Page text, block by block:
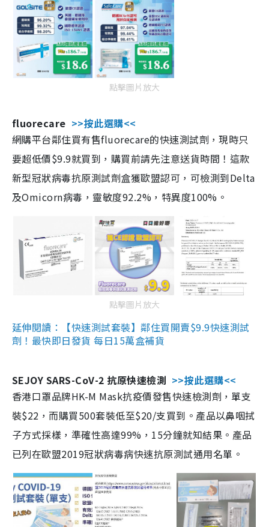
點擊圖片放大
fluorecare >>按此選購<<
網購平台鄰住買有售fluorecare的快速測試劑，現時只
要超低價$9.9就買到，購買前請先注意送貨時間！這款
新型冠狀病毒抗原測試劑盒獲歐盟認可，可檢測到Delta
及Omicorn病毒，靈敏度92.2%，特異度100%。
點擊圖片放大
延伸閱讀：【快速測試套裝】鄰住買開賣$9.9快速測試
劑！最快即日發貨 每日15萬盒補貨
SEJOY SARS-CoV-2 抗原快速檢測 >>按此選購<<
香港口罩品牌HK-M Mask抗疫價發售快速檢測劑，單支
裝$22，而購買500套裝低至$20/支買到。產品以鼻咽拭
子方式採樣，準確性高達99%，15分鐘就知結果。產品
已列在歐盟2019冠狀病毒病快速抗原測試通用名單。